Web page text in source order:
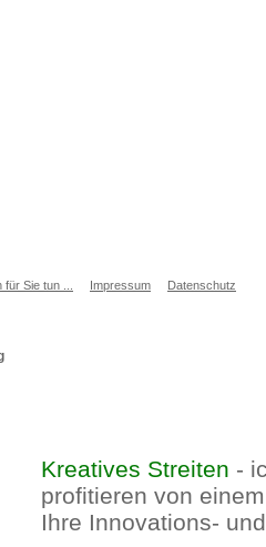
Sie tun ... Impressum Datenschutz
Kreatives Streiten -
profitieren von
Ihre Innovations-